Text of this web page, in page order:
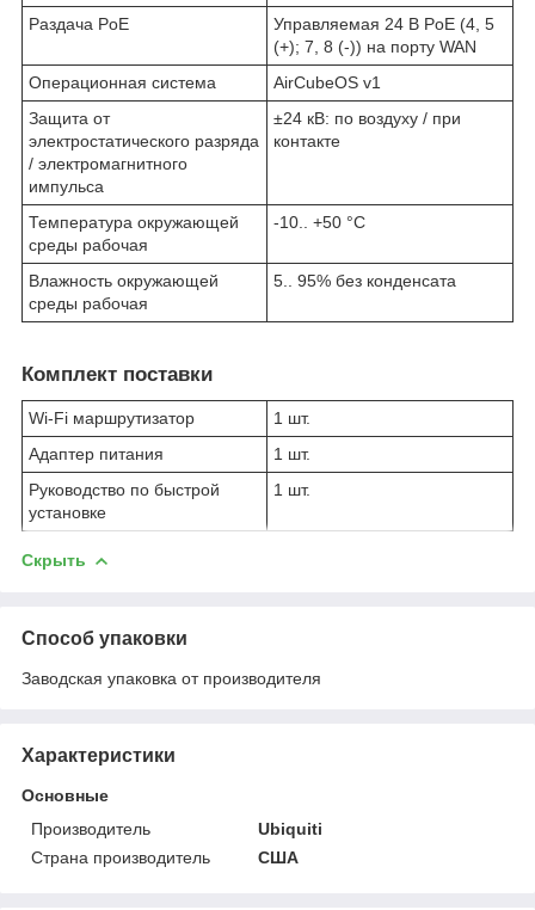
Раздача PoE
Управляемая 24 В PoE (4, 5
(+); 7, 8 (-)) на порту WAN
Операционная система
AirCubeOS v1
Защита от
электростатического разряда
/ электромагнитного
импульса
±24 кВ: по воздуху / при
контакте
Температура окружающей
среды рабочая
-10.. +50 °C
Влажность окружающей
среды рабочая
5.. 95% без конденсата
Комплект поставки
Wi-Fi маршрутизатор
1 шт.
Адаптер питания
1 шт.
Руководство по быстрой
установке
1 шт.
Скрыть
Способ упаковки
Заводская упаковка от производителя
Характеристики
Основные
Производитель
Ubiquiti
Страна производитель
США